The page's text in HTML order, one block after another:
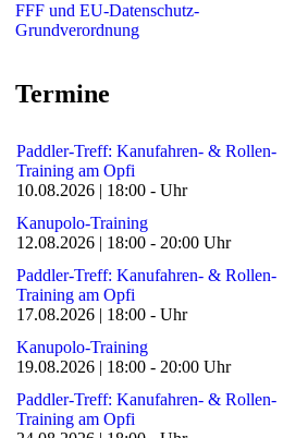
FFF und EU-Datenschutz-
Grundverordnung
Termine
Paddler-Treff: Kanufahren- & Rollen-
Training am Opfi
10.08.2026| 18:00- Uhr
Kanupolo-Training
12.08.2026| 18:00- 20:00Uhr
Paddler-Treff: Kanufahren- & Rollen-
Training am Opfi
17.08.2026| 18:00- Uhr
Kanupolo-Training
19.08.2026| 18:00- 20:00Uhr
Paddler-Treff: Kanufahren- & Rollen-
Training am Opfi